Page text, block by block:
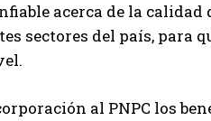
acerca de la
sectores del país, para
al PNPC los